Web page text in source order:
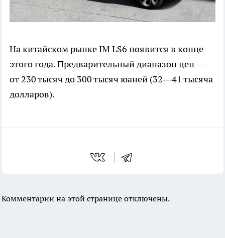
На китайском рынке IM LS6 появится в конце
этого года. Предварительный диапазон цен —
от 230 тысяч до 300 тысяч юаней (32—41 тысяча
долларов).
Комментарии на этой странице отключены.